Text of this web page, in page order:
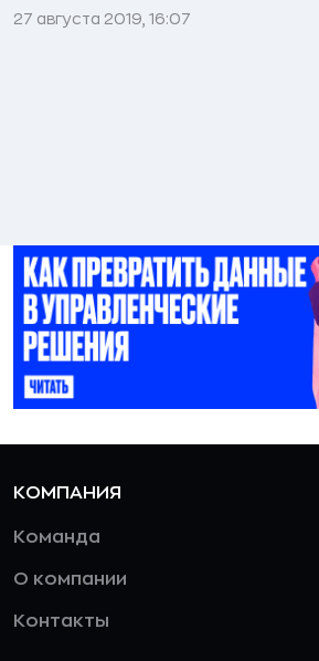
27 августа 2019, 16:07
КОМПАНИЯ
Команда
О компании
Контакты